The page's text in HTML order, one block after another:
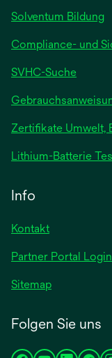
Solventum Bildung
Compliance- und
SVHC-Suche
Zertifikate Umwelt,
Lithium-Batterie
Info
Kontakt
Partner Portal Login
Sitemap
Folgen Sie uns